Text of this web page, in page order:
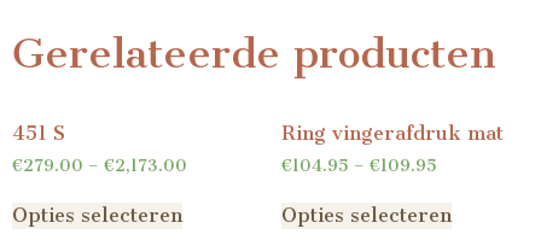
Gerelateerde producten
451 S
€279.00 – €2,173.00
Opties selecteren
Ring vingerafdruk mat
€104.95 – €109.95
Opties selecteren